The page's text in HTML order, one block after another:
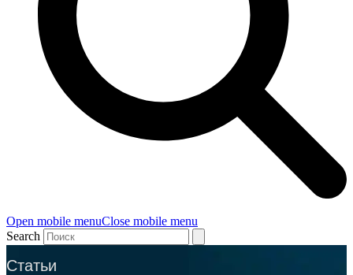
Open mobile menuClose mobile menu
Search
Статьи